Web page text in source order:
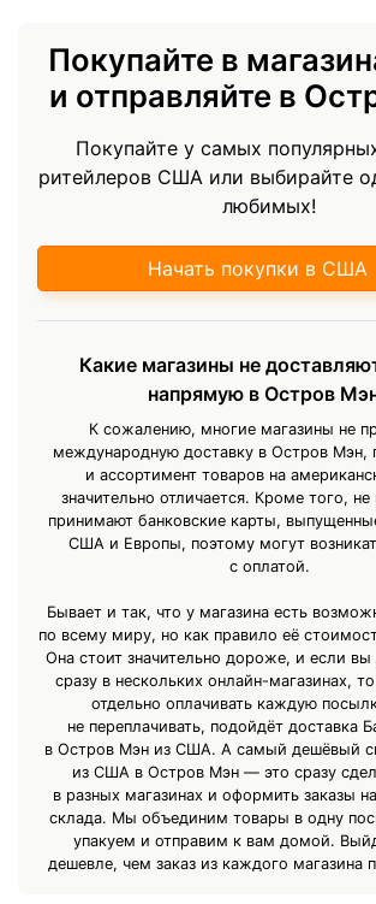
Покупайте в
и отправляйте в
Покупайте у самых
ритейлеров США или выбирайте
любимых!
Начать покупки в США
Какие магазины не
напрямую в Остров
К сожалению, многие магазины не
международную доставку в Остров Мэн,
и ассортимент товаров на
значительно отличается. Кроме того, не
принимают банковские карты,
США и Европы, поэтому могут
с оплатой.
Бывает и так, что у магазина есть
по всему миру, но как правило её
Она стоит значительно дороже, и если вы
сразу в нескольких онлайн-магазинах,
отдельно оплачивать каждую
не переплачивать, подойдёт доставка
в Остров Мэн из США. А самый дешёвый
из США в Остров Мэн — это сразу
в разных магазинах и оформить заказы
склада. Мы объединим товары в одну
упакуем и отправим к вам домой.
дешевле, чем заказ из каждого магазина